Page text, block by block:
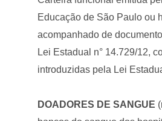
Educação de São Paulo ou
acompanhado de
Lei Estadual n° 14.729/12,
introduzidas pela Lei
DOADORES DE SANGUE